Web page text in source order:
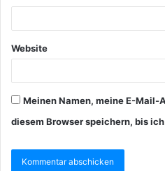
Website
Meinen Namen, meine E-Mail-
diesem Browser speichern, bis